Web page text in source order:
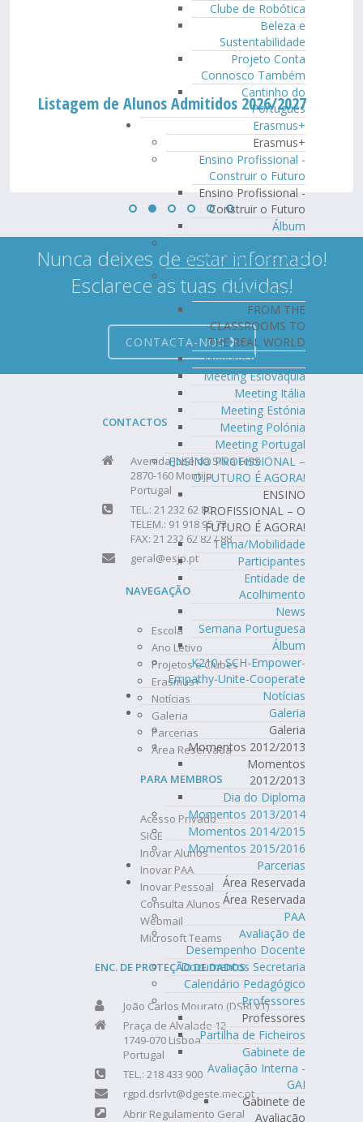
Clube de Robótica
Beleza e
Sustentabilidade
Projeto Conta
Connosco Também
Cantinho do
Português
Erasmus+
Erasmus+
Ensino Profissional -
Construir o Futuro
Ensino Profissional -
Construir o Futuro
Álbum
BOUNDARIES: PEOPLE
FROM THE CLASSROOMS
TO THE REAL WORLD
FROM THE
CLASSROOMS TO
THE REAL WORLD
Meeting da Turquia
Meeting Eslováquia
Meeting Itália
Meeting Estónia
Meeting Polónia
Meeting Portugal
ENSINO PROFISSIONAL –
O FUTURO É AGORA!
ENSINO
PROFISSIONAL – O
FUTURO É AGORA!
Tema/Mobilidade
Participantes
Entidade de
Acolhimento
News
Semana Portuguesa
Álbum
K210- SCH-Empower-
Empathy-Unite-Cooperate
Notícias
Galeria
Galeria
Momentos 2012/2013
Momentos
2012/2013
Dia do Diploma
Momentos 2013/2014
Momentos 2014/2015
Momentos 2015/2016
Parcerias
Área Reservada
Área Reservada
PAA
Avaliação de
Desempenho Docente
Documentos Secretaria
Calendário Pedagógico
Professores
Professores
Partilha de Ficheiros
Gabinete de
Avaliação Interna -
GAI
Gabinete de
Avaliação
Listagem de Alunos Admitidos 2026/2027
Nunca deixes de estar informado!
Esclarece as tuas dúvidas!
CONTACTA-NOS
CONTACTOS
Avenida José da Silva Leite
2870-160 Montijo
Portugal
TEL.: 21 232 62 80
TELEM.: 91 918 95 73
FAX: 21 232 62 82 / 88
geral@esjp.pt
NAVEGAÇÃO
Escola
Ano Letivo
Projetos e Clubes
Erasmus+
Notícias
Galeria
Parcerias
Área Reservada
PARA MEMBROS
Acesso Privado
SIGE
Inovar Alunos
Inovar PAA
Inovar Pessoal
Consulta Alunos
Webmail
Microsoft Teams
ENC. DE PROTEÇÃO DE DADOS
João Carlos Mourato (DSRLVT)
Praça de Alvalade 12
1749-070 Lisboa
Portugal
TEL.: 218 433 900
rgpd.dsrlvt@dgeste.mec.pt
Abrir Regulamento Geral